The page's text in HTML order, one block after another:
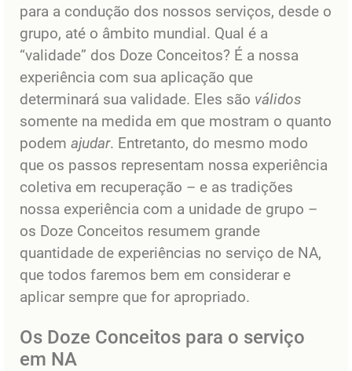
para a condução dos nossos serviços, desde o
grupo, até o âmbito mundial. Qual é a
“validade” dos Doze Conceitos? É a nossa
experiência com sua aplicação que
determinará sua validade. Eles são válidos
somente na medida em que mostram o quanto
podem ajudar. Entretanto, do mesmo modo
que os passos representam nossa experiência
coletiva em recuperação – e as tradições
nossa experiência com a unidade de grupo –
os Doze Conceitos resumem grande
quantidade de experiências no serviço de NA,
que todos faremos bem em considerar e
aplicar sempre que for apropriado.
Os Doze Conceitos para o serviço
em NA